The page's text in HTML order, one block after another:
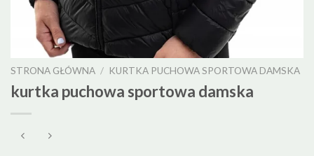
STRONA GŁÓWNA / KURTKA PUCHOWA SPORTOWA DAMSKA
kurtka puchowa sportowa damska